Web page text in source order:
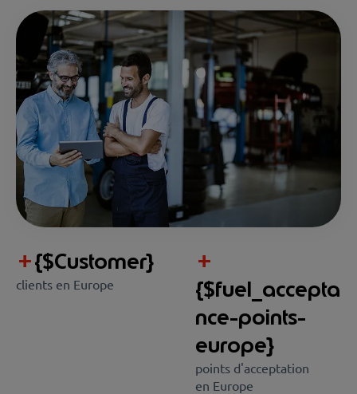
+{$Customer}
clients en Europe
+
{$fuel_accepta
nce-points-
europe}
points d'acceptation
en Europe